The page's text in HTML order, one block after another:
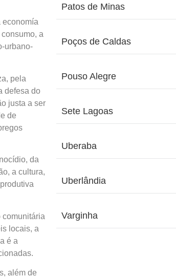
economía
a
urbano-
pela
defesa do
justa a ser
de
da
a cultura,
comunitária
locais, a
é a
além de
Patos de Minas
Poços de Caldas
Pouso Alegre
Sete Lagoas
Uberaba
Uberlândia
Varginha